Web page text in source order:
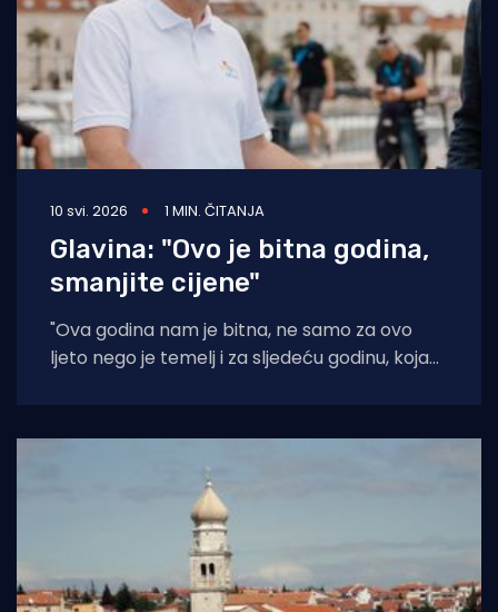
10 svi. 2026 1 MIN. ČITANJA
Glavina: "Ovo je bitna godina,
smanjite cijene"
"Ova godina nam je bitna, ne samo za ovo
ljeto nego je temelj i za sljedeću godinu, koja